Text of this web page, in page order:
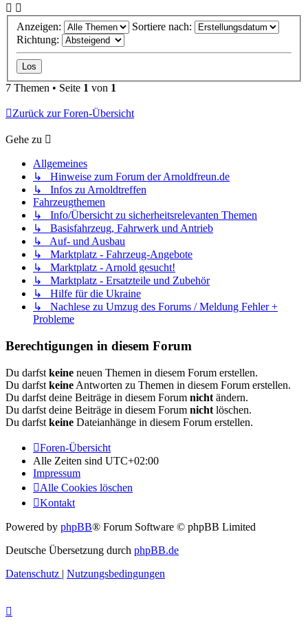
Anzeigen:
Sortiere nach:
Richtung:
7 Themen • Seite 1 von 1
Zurück zur Foren-Übersicht
Gehe zu
Allgemeines
↳ Hinweise zum Forum der Arnoldfreun.de
↳ Infos zu Arnoldtreffen
Fahrzeugthemen
↳ Info/Übersicht zu sicherheitsrelevanten Themen
↳ Basisfahrzeug, Fahrwerk und Antrieb
↳ Auf- und Ausbau
↳ Marktplatz - Fahrzeug-Angebote
↳ Marktplatz - Arnold gesucht!
↳ Marktplatz - Ersatzteile und Zubehör
↳ Hilfe für die Ukraine
↳ Nachlese zu Umzug des Forums / Meldung Fehler +
Probleme
Berechtigungen in diesem Forum
Du darfst keine neuen Themen in diesem Forum erstellen.
Du darfst keine Antworten zu Themen in diesem Forum erstellen.
Du darfst deine Beiträge in diesem Forum nicht ändern.
Du darfst deine Beiträge in diesem Forum nicht löschen.
Du darfst keine Dateianhänge in diesem Forum erstellen.
Foren-Übersicht
Alle Zeiten sind UTC+02:00
Impressum
Alle Cookies löschen
Kontakt
Powered by phpBB® Forum Software © phpBB Limited
Deutsche Übersetzung durch phpBB.de
Datenschutz | Nutzungsbedingungen